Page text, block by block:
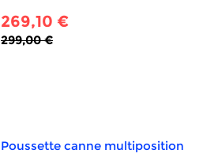
269,10 €
299,00 €
Poussette canne multiposition